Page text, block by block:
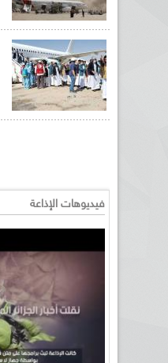
فيديوهات الإذاعة